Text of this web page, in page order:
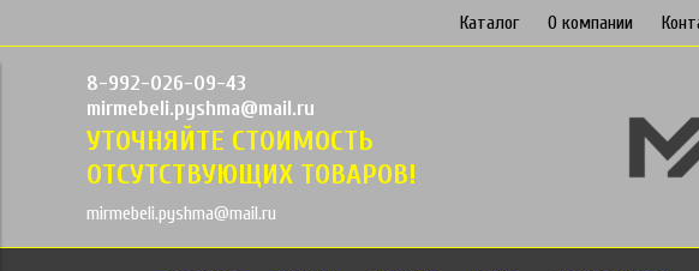
Каталог О компании
8-992-026-09-43
mirmebeli.pyshma@mail.ru
УТОЧНЯЙТЕ СТОИМОСТЬ
ОТСУТСТВУЮЩИХ ТОВАРОВ!
mirmebeli.pyshma@mail.ru